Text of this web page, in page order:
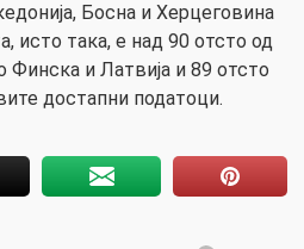
Босна и Херцеговина
исто така, е над 90 отсто од
Финска и Латвија и 89 отсто
достапни податоци.